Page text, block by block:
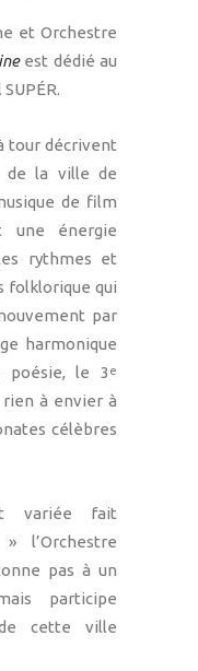
et Orchestre
est dédié au
tour décrivent
de la ville de
de film
une énergie
rythmes et
folklorique qui
par
harmonique
poésie, le 3 e
rien à envier à
célèbres
variée fait
l’Orchestre
pas à un
participe
cette ville